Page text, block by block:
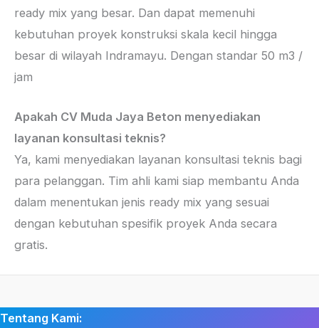
ready mix yang besar. Dan dapat memenuhi
kebutuhan proyek konstruksi skala kecil hingga
besar di wilayah Indramayu. Dengan standar 50 m3 /
jam
Apakah CV Muda Jaya Beton menyediakan
layanan konsultasi teknis?
Ya, kami menyediakan layanan konsultasi teknis bagi
para pelanggan. Tim ahli kami siap membantu Anda
dalam menentukan jenis ready mix yang sesuai
dengan kebutuhan spesifik proyek Anda secara
gratis.
Tentang Kami: